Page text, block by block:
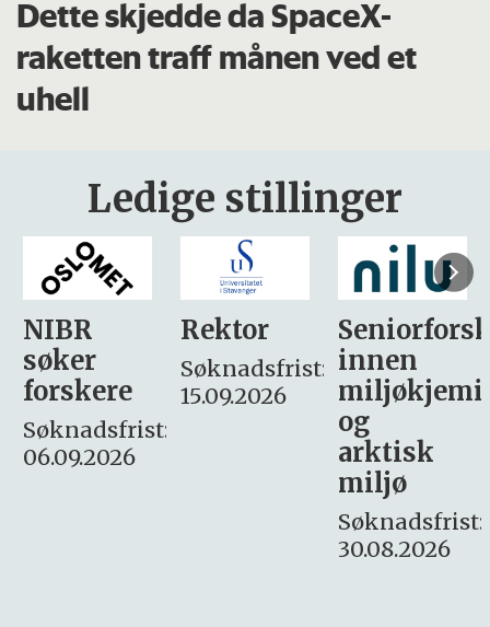
Dette skjedde da SpaceX-
raketten traff månen ved et
uhell
Ledige stillinger
Rektor
Søknadsfrist:
15.09.2026
Seniorforsker
innen
miljøkjemi
søker
– fast
Søknadsfrist:
16. august.